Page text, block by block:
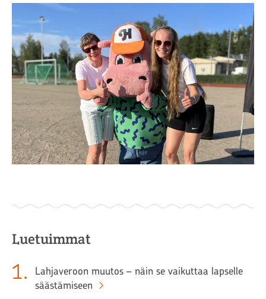
Luetuimmat
1.
Lahjaveroon muutos – näin se vaikuttaa lapselle
säästämiseen